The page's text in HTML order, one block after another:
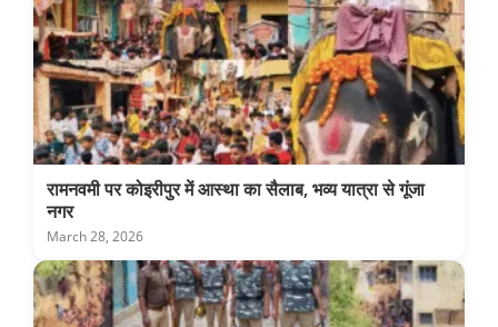
रामनवमी पर कोइरीपुर में आस्था का सैलाब, भव्य यात्रा से गूंजा
नगर
March 28, 2026